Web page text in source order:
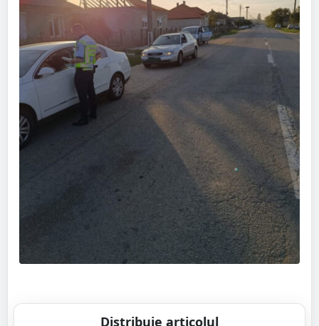
Distribuie articolul